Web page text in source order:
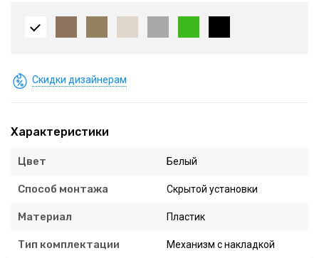
Скидки дизайнерам
Характеристики
Цвет Белый
Способ монтажа Скрытой установки
Материал Пластик
Тип комплектации Механизм с накладкой